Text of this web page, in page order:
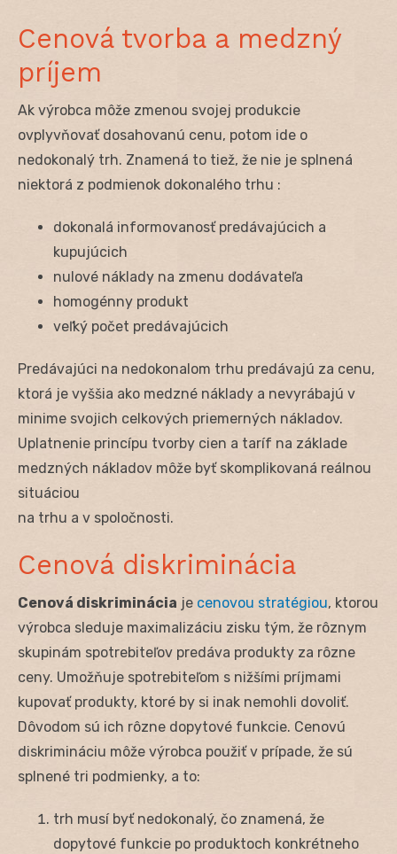
Cenová tvorba a medzný
príjem
Ak výrobca môže zmenou svojej produkcie
ovplyvňovať dosahovanú cenu, potom ide o
nedokonalý trh. Znamená to tiež, že nie je splnená
niektorá z podmienok dokonalého trhu :
dokonalá informovanosť predávajúcich a
kupujúcich
nulové náklady na zmenu dodávateľa
homogénny produkt
veľký počet predávajúcich
Predávajúci na nedokonalom trhu predávajú za cenu,
ktorá je vyššia ako medzné náklady a nevyrábajú v
minime svojich celkových priemerných nákladov.
Uplatnenie princípu tvorby cien a taríf na základe
medzných nákladov môže byť skomplikovaná reálnou
situáciou
na trhu a v spoločnosti.
Cenová diskriminácia
Cenová diskriminácia je cenovou stratégiou, ktorou
výrobca sleduje maximalizáciu zisku tým, že rôznym
skupinám spotrebiteľov predáva produkty za rôzne
ceny. Umožňuje spotrebiteľom s nižšími príjmami
kupovať produkty, ktoré by si inak nemohli dovoliť.
Dôvodom sú ich rôzne dopytové funkcie. Cenovú
diskrimináciu môže výrobca použiť v prípade, že sú
splnené tri podmienky, a to:
trh musí byť nedokonalý, čo znamená, že
dopytové funkcie po produktoch konkrétneho